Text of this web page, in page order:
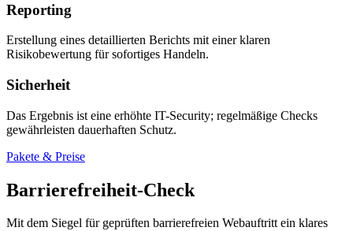
Reporting
Erstellung eines detaillierten Berichts mit einer klaren
Risikobewertung für sofortiges Handeln.
Sicherheit
Das Ergebnis ist eine erhöhte IT-Security; regelmäßige Checks
gewährleisten dauerhaften Schutz.
Pakete & Preise
Barrierefreiheit-Check
Mit dem Siegel für geprüften barrierefreien Webauftritt ein klares